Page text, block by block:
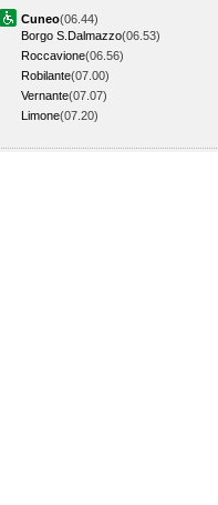
Cuneo(06.44)
Borgo S.Dalmazzo(06.53)
Roccavione(06.56)
Robilante(07.00)
Vernante(07.07)
Limone(07.20)